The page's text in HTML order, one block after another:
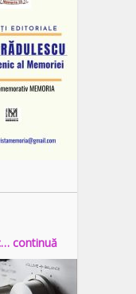
continuă